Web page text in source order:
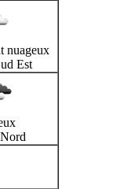
nuageux
Est